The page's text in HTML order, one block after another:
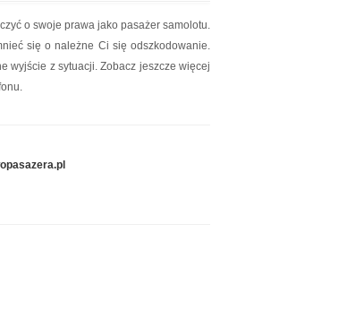
o swoje prawa jako pasażer samolotu.
się o należne Ci się odszkodowanie.
wyjście z sytuacji. Zobacz jeszcze więcej